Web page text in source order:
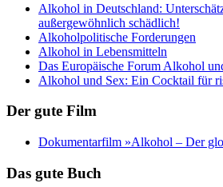
Alkohol in Deutschland:
außergewöhnlich schädlich!
Alkoholpolitische Forderungen
Alkohol in Lebensmitteln
Das Europäische Forum Alkohol
Alkohol und Sex: Ein Cocktail für
Der gute Film
Dokumentarfilm »Alkohol – Der
Das gute Buch